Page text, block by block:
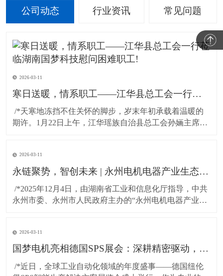
公司动态 行业资讯 常见问题
2026-03-11
寒日送暖，情系职工——江华县总工会一行莅临湖南国梦科技慰问困难职工!
期许。1月22日上午，江华瑶族自治县总工会孙婳主席、
挂，专程到访湖南国梦科技开展慰问活动，为百余名坚
守岗位的困难职工送上精心准备的粮油物资，以
2026-03-11
永链聚势，智创未来 | 永州电机电器产业生态对接会在湖南国梦园区隆重召开！
永州市委、永州市人民政府主办的“永州电机电器产业生
图”为主题，汇聚了政府领导、行业专家与产业链伙伴，
共商发展大计，共谋协同未来。*
2026-03-11
国梦电机亮相德国SPS展会：深耕精密驱动，连接全球智造！